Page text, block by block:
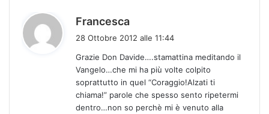
Francesca
e
t
t
28 Ottobre 2012 alle 11:44
Grazie Don Davide….stamattina meditando il
Vangelo…che mi ha più volte colpito
soprattutto in quel “Coraggio!Alzati ti
chiama!” parole che spesso sento ripetermi
dentro…non so perchè mi è venuto alla